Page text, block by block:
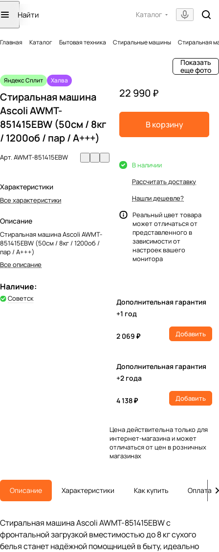
Каталог
Главная Каталог Бытовая техника Стиральные машины Стиральная
Показать
еще фото
Яндекс Сплит Халва
Стиральная машина
Ascoli AWMT-
851415EBW (50см / 8кг
/ 1200об / пар / A+++)
Арт.AWMT-851415EBW
Характеристики
Все характеристики
Описание
Стиральная машина Ascoli AWMT-
851415EBW (50см / 8кг / 1200об /
пар / A+++)
Все описание
Наличие:
Советск
22 990 ₽
В корзину
В наличии
Рассчитать доставку
Нашли дешевле?
Реальный цвет товара
может отличаться от
представленного в
зависимости от
настроек вашего
монитора
Дополнительная гарантия
+1 год
2 069 ₽ Добавить
Дополнительная гарантия
+2 года
4 138 ₽ Добавить
Цена действительна только для
интернет-магазина и может
отличаться от цен в розничных
магазинах
Описание Характеристики Как купить Оплата
Стиральная машина Ascoli AWMT-851415EBW с
фронтальной загрузкой вместимостью до 8 кг сухого
белья станет надёжной помощницей в быту, идеально